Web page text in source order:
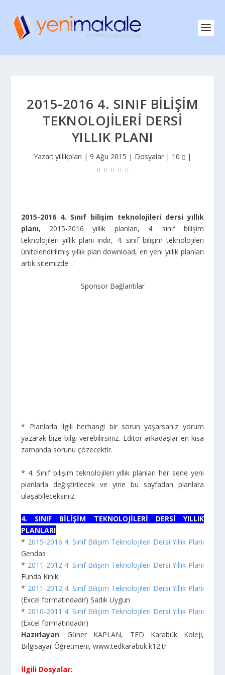
2015-2016 4. SINIF BILIŞIM
TEKNOLOJILERI DERSI
YILLIK PLANI
Yazar: yillikplan | 9 Ağu 2015 | Dosyalar | 10 |
2015-2016 4. Sınıf bilişim teknolojileri dersi yıllık
planı, 2015-2016 yıllık planları, 4. sınıf bilişim
teknolojileri yıllık planı indir, 4. sınıf bilişim teknolojileri
ünitelendirilmiş yıllık plan download, en yeni yıllık planları
artık sitemizde…
Sponsor Bağlantılar
* Planlarla ilgili herhangi bir sorun yaşarsanız yorum
yazarak bize bilgi verebilirsiniz. Editör arkadaşlar en kısa
zamanda sorunu çözecektir.
* 4. Sınıf bilişim teknolojileri yıllık planları her sene yeni
planlarla değiştirilecek ve yine bu sayfadan planlara
ulaşabileceksiniz.
4. SINIF BİLİŞİM TEKNOLOJİLERİ DERSİ YILLIK
PLANLARI
* 2015-2016 4. Sınıf Bilişim Teknolojileri Dersi Yıllık Planı
Gendas
* 2011-2012 4. Sınıf Bilişim Teknolojileri Dersi Yıllık Planı
Funda Kınık
* 2011-2012 4. Sınıf Bilişim Teknolojileri Dersi Yıllık Planı
(Excel formatındadır) Sadık Uygun
* 2010-2011 4. Sınıf Bilişim Teknolojileri Dersi Yıllık Planı
(Excel formatındadır)
Hazırlayan: Güner KAPLAN, TED Karabük Koleji,
Bilgisayar Öğretmeni, www.tedkarabuk.k12.tr
İlgili Dosyalar: